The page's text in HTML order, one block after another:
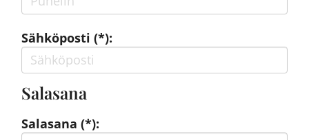
Sähköposti (*):
Salasana
Salasana (*):